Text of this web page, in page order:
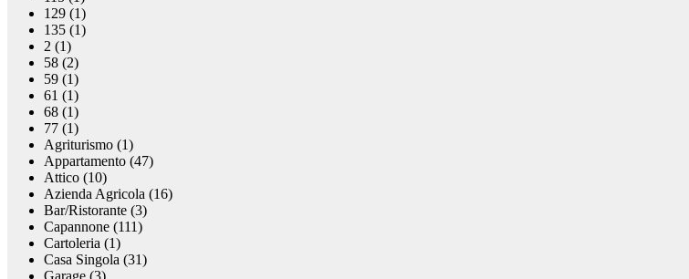
129 (1)
135 (1)
2 (1)
58 (2)
59 (1)
61 (1)
68 (1)
77 (1)
Agriturismo (1)
Appartamento (47)
Attico (10)
Azienda Agricola (16)
Bar/Ristorante (3)
Capannone (111)
Cartoleria (1)
Casa Singola (31)